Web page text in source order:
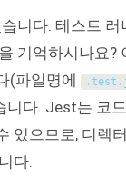
니다. 테스트 러
기억하시나요?
(파일명에
.test .
니다. Jest는 코
있으므로, 디렉
다.